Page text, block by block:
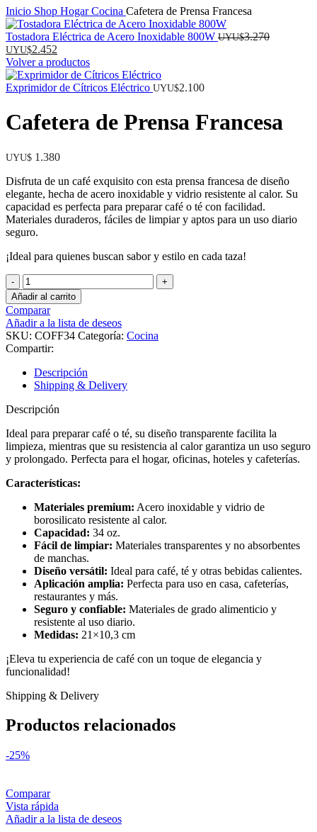
Inicio Shop HogarCocina Cafetera de Prensa Francesa
Tostadora Eléctrica de Acero Inoxidable 800W UYU$3.270El
UYU$2.452
precio
actual
es:
Volver a productos
Exprimidor de Cítricos Eléctrico UYU$2.100
Cafetera de Prensa Francesa
UYU$ 1.380
Disfruta de un café exquisito con esta prensa francesa de diseño
elegante, hecha de acero inoxidable y vidrio resistente al calor. Su
capacidad es perfecta para preparar café o té con facilidad.
Materiales duraderos, fáciles de limpiar y aptos para un uso diario
seguro.
¡Ideal para quienes buscan sabor y estilo en cada taza!
Cafetera
de
Prensa
Francesa
cantidad
Añadir al carrito
Comparar
Añadir a la lista de deseos
SKU: COFF34 Categoría: Cocina
Compartir:
Descripción
Shipping & Delivery
Descripción
Ideal para preparar café o té, su diseño transparente facilita la
limpieza, mientras que su resistencia al calor garantiza un uso seguro
y prolongado. Perfecta para el hogar, oficinas, hoteles y cafeterías.
Características:
Materiales premium: Acero inoxidable y vidrio de
borosilicato resistente al calor.
Capacidad: 34 oz.
Fácil de limpiar: Materiales transparentes y no absorbentes
de manchas.
Diseño versátil: Ideal para café, té y otras bebidas calientes.
Aplicación amplia: Perfecta para uso en casa, cafeterías,
restaurantes y más.
Seguro y confiable: Materiales de grado alimenticio y
resistente al uso diario.
Medidas: 21×10,3 cm
¡Eleva tu experiencia de café con un toque de elegancia y
funcionalidad!
Shipping & Delivery
Productos relacionados
-25%
Comparar
Vista rápida
Añadir a la lista de deseos